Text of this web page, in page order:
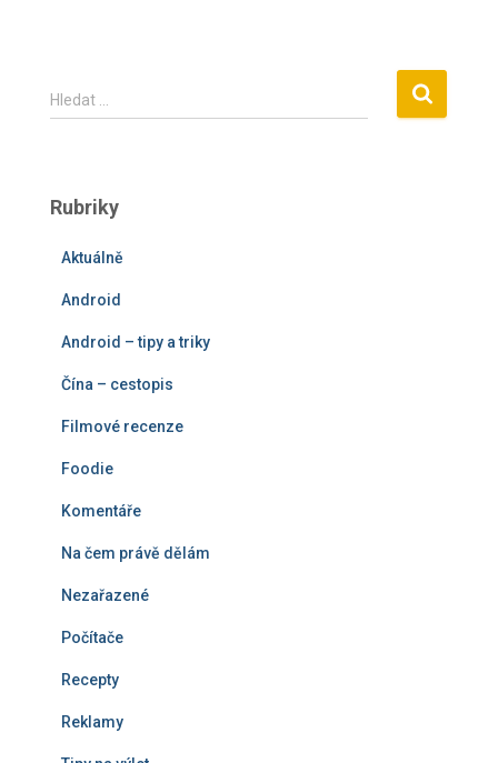
V
y
d
Hledat …
Rubriky
Aktuálně
Android
Android – tipy a triky
Čína – cestopis
Filmové recenze
Foodie
Komentáře
Na čem právě dělám
Nezařazené
Počítače
Recepty
Reklamy